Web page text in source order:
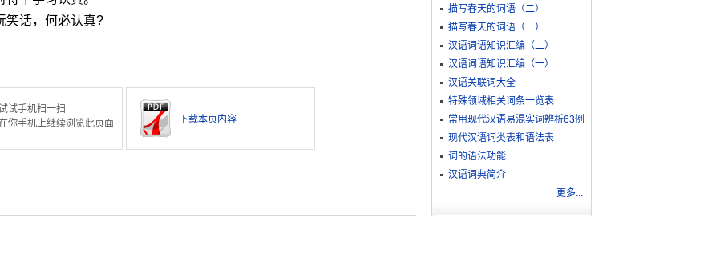
话，何必认真?
试手机扫一扫
你手机上继续浏览此页面
下载本页内容
描写春天的词语（二）
描写春天的词语（一）
汉语词语知识汇编（二）
汉语词语知识汇编（一）
汉语关联词大全
特殊领域相关词条一览表
常用现代汉语易混实词辨析63例
现代汉语词类表和语法表
词的语法功能
汉语词典简介
更多...